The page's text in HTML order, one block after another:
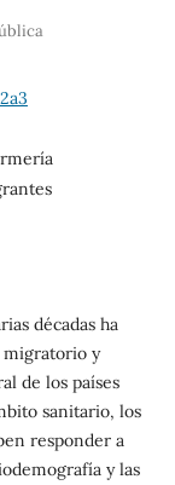
décadas ha
migratorio y
de los países
sanitario, los
responder a
y las